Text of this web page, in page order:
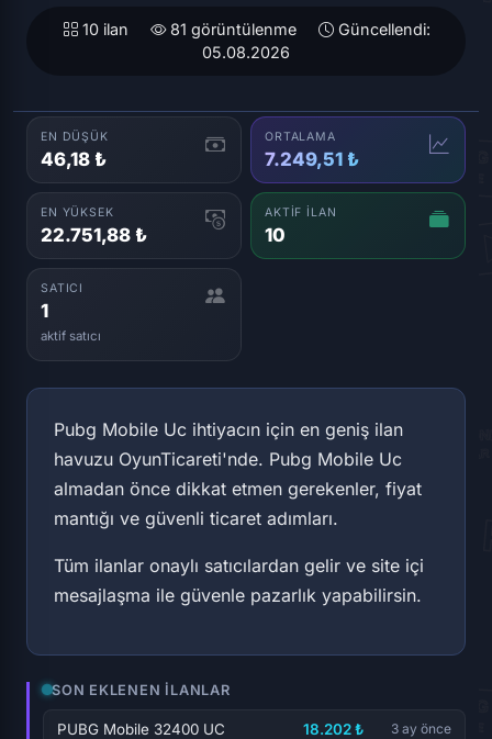
10 ilan 81 görüntülenme
Güncellendi:
05.08.2026
EN DÜŞÜK
46,18 ₺
ORTALAMA
7.249,51 ₺
EN YÜKSEK
22.751,88 ₺
AKTIF İLAN
10
SATICI
1
aktif satıcı
Pubg Mobile Uc ihtiyacın için en geniş ilan
havuzu OyunTicareti'nde. Pubg Mobile Uc
almadan önce dikkat etmen gerekenler, fiyat
mantığı ve güvenli ticaret adımları.
Tüm ilanlar onaylı satıcılardan gelir ve site içi
mesajlaşma ile güvenle pazarlık yapabilirsin.
SON EKLENEN İLANLAR
PUBG Mobile 32400 UC 18.202 ₺ 3 ay önce